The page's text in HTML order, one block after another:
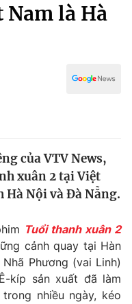
là Hà
của VTV News,
xuân 2 tại Việt
Hà Nội và Đà Nẵng.
Tuổi thanh xuân 2
cảnh quay tại Hàn
Phương (vai Linh)
kíp sản xuất đã làm
nhiều ngày, kéo